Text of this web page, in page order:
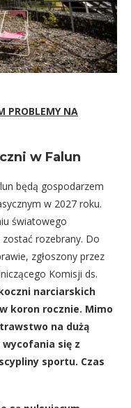
PROBLEMY NA
w Falun
będą gospodarzem
w 2027 roku.
światowego
rozebrany. Do
zgłoszony przez
Komisji ds.
narciarskich
koron rocznie. Mimo
na dużą
wycofania się z
sportu. Czas